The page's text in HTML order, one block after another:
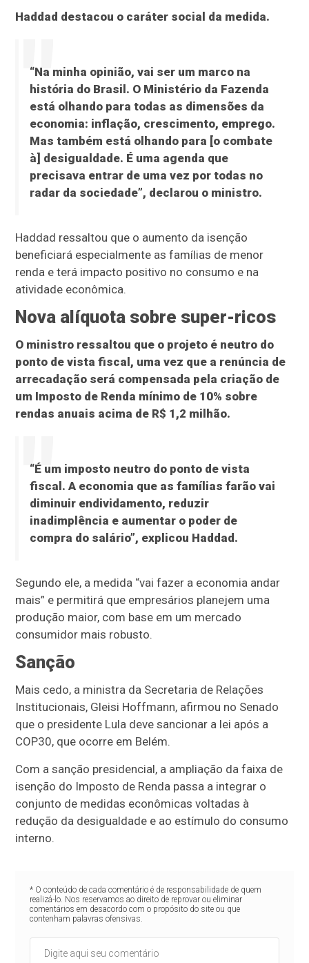
Haddad destacou o caráter social da medida.
“Na minha opinião, vai ser um marco na
história do Brasil. O Ministério da Fazenda
está olhando para todas as dimensões da
economia: inflação, crescimento, emprego.
Mas também está olhando para [o combate
à] desigualdade. É uma agenda que
precisava entrar de uma vez por todas no
radar da sociedade”, declarou o ministro.
Haddad ressaltou que o aumento da isenção
beneficiará especialmente as famílias de menor
renda e terá impacto positivo no consumo e na
atividade econômica.
Nova alíquota sobre super-ricos
O ministro ressaltou que o projeto é neutro do
ponto de vista fiscal, uma vez que a renúncia de
arrecadação será compensada pela criação de
um Imposto de Renda mínimo de 10% sobre
rendas anuais acima de R$ 1,2 milhão.
“É um imposto neutro do ponto de vista
fiscal. A economia que as famílias farão vai
diminuir endividamento, reduzir
inadimplência e aumentar o poder de
compra do salário”, explicou Haddad.
Segundo ele, a medida “vai fazer a economia andar
mais” e permitirá que empresários planejem uma
produção maior, com base em um mercado
consumidor mais robusto.
Sanção
Mais cedo, a ministra da Secretaria de Relações
Institucionais, Gleisi Hoffmann, afirmou no Senado
que o presidente Lula deve sancionar a lei após a
COP30, que ocorre em Belém.
Com a sanção presidencial, a ampliação da faixa de
isenção do Imposto de Renda passa a integrar o
conjunto de medidas econômicas voltadas à
redução da desigualdade e ao estímulo do consumo
interno.
* O conteúdo de cada comentário é de responsabilidade de quem
realizá-lo. Nos reservamos ao direito de reprovar ou eliminar
comentários em desacordo com o propósito do site ou que
contenham palavras ofensivas.